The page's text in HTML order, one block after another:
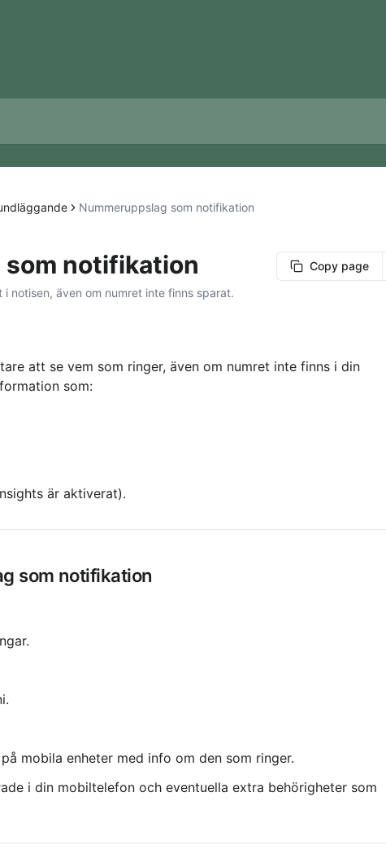
Nummeruppslag som notifikation
som notifikation
Copy page
notisen, även om numret inte finns sparat.
att se vem som ringer, även om numret inte finns i din
som:
är aktiverat).
som notifikation
mobila enheter med info om den som ringer.
i din mobiltelefon och eventuella extra behörigheter som